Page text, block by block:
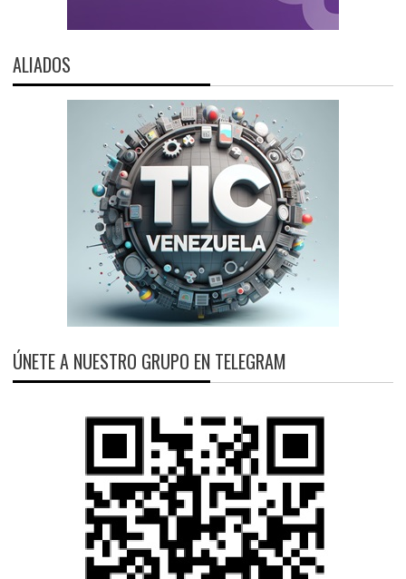
ALIADOS
ÚNETE A NUESTRO GRUPO EN TELEGRAM